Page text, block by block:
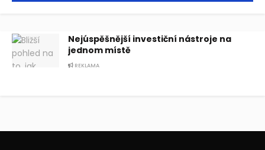
Nejúspěšnější investiční nástroje na
jednom místě
REKLAMA